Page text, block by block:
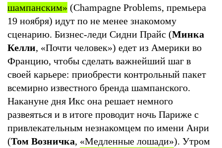
шампанским» (Champagne Problems, премьера
19 ноября) идут по не менее знакомому
сценарию. Бизнес-леди Сидни Прайс (Минка
Келли, «Почти человек») едет из Америки во
Францию, чтобы сделать важнейший шаг в
своей карьере: приобрести контрольный пакет
всемирно известного бренда шампанского.
Накануне дня Икс она решает немного
развеяться и в итоге проводит ночь Париже с
привлекательным незнакомцем по имени Анри
(Том Возничка, «Медленные лошади»). Утром